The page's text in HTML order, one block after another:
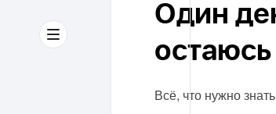
Один
остаюсь
Всё, что нужно